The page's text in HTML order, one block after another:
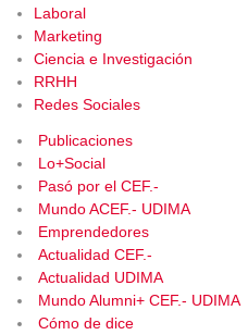
Laboral
Marketing
Ciencia e Investigación
RRHH
Redes Sociales
Publicaciones
Lo+Social
Pasó por el CEF.-
Mundo ACEF.- UDIMA
Emprendedores
Actualidad CEF.-
Actualidad UDIMA
Mundo Alumni+ CEF.- UDIMA
Cómo de dice